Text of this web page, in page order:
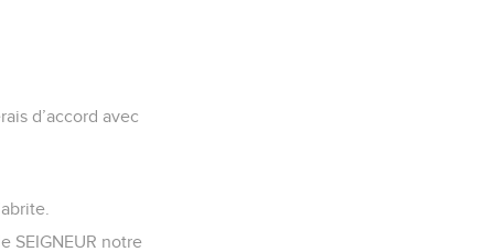
d’accord avec
SEIGNEUR notre